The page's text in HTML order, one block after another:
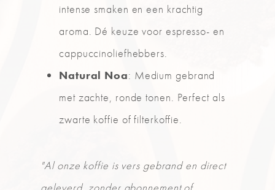
intense smaken en een krachtig
aroma. Dé keuze voor espresso- en
cappuccinoliefhebbers.
Natural Noa: Medium gebrand
met zachte, ronde tonen. Perfect als
zwarte koffie of filterkoffie.
"Al onze koffie is vers gebrand en direct